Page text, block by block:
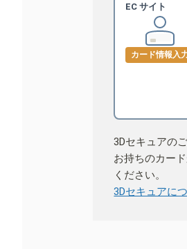
EC サイト
カード情報入
3Dセキュアの
お持ちのカー
ください。
3Dセキュアに